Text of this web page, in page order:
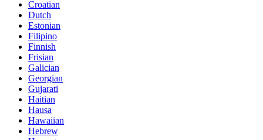
Croatian
Dutch
Estonian
Filipino
Finnish
Frisian
Galician
Georgian
Gujarati
Haitian
Hausa
Hawaiian
Hebrew